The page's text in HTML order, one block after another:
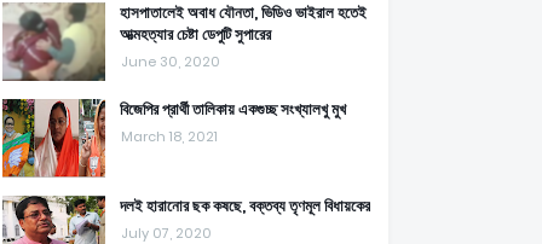
হাসপাতালেই অবাধ যৌনতা, ভিডিও ভাইরাল হতেই
আত্মহত্যার চেষ্টা ডেপুটি সুপারের
June 30, 2020
বিজেপির প্রার্থী তালিকায় একগুচ্ছ সংখ্যালখু মুখ
March 18, 2021
দলই হারানোর ছক কষছে, বক্তব্য তৃণমূল বিধায়কের
July 07, 2020